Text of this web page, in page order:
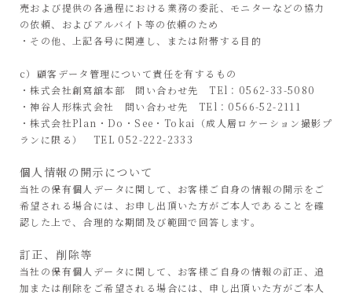
売および提供の各過程における業務の委託、モニターなどの協力
の依頼、およびアルバイト等の依頼のため
・その他、上記各号に関連し、または附帯する目的
c）顧客データ管理について責任を有するもの
・株式会社創寫舘本部 問い合わせ先 TEl：0562-33-5080
・神谷人形株式会社 問い合わせ先 TEl：0566-52-2111
・株式会社Plan・Do・See・Tokai（成人層ロケーション撮影プ
ランに限る） TEL 052-222-2333
個人情報の開示について
当社の保有個人データに関して、お客様ご自身の情報の開示をご
希望される場合には、お申し出頂いた方がご本人であることを確
認した上で、合理的な期間及び範囲で回答します。
訂正、削除等
当社の保有個人データに関して、お客様ご自身の情報の訂正、追
加または削除をご希望される場合には、申し出頂いた方がご本人